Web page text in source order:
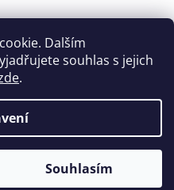
Dalším
souhlas s jejich
.
Souhlasím
Shoptet
. Všechna práva vyhrazena.